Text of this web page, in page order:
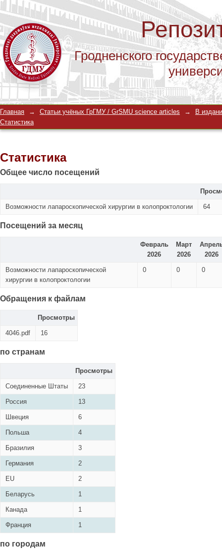
Гродненского
Статистика
Главная → Статьи учёных ГрГМУ / GrSMU science articles →
В
Статистика
Статистика
Общее число посещений
Возможности лапароскопической хирургии в колопроктологии 64
Посещений за месяц
Февраль
2026
Март
2026
2026
Возможности лапароскопической
хирургии в колопроктологии
0 0 0
Обращения к файлам
Просмотры
4046.pdf 16
по странам
Просмотры
Соединенные Штаты 23
Россия 13
Швеция 6
Польша 4
Бразилия 3
Германия 2
EU 2
Беларусь 1
Канада 1
Франция 1
по городам